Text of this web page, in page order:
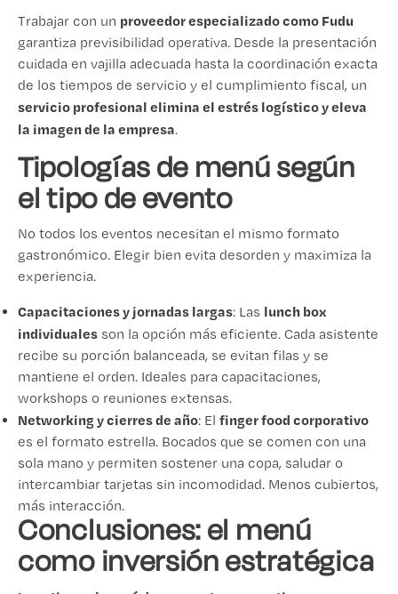
Trabajar con un proveedor especializado como Fudu
garantiza previsibilidad operativa. Desde la presentación
cuidada en vajilla adecuada hasta la coordinación exacta
de los tiempos de servicio y el cumplimiento fiscal, un
servicio profesional elimina el estrés logístico y eleva
la imagen de la empresa.
Tipologías de menú según
el tipo de evento
No todos los eventos necesitan el mismo formato
gastronómico. Elegir bien evita desorden y maximiza la
experiencia.
Capacitaciones y jornadas largas: Las lunch box
individuales son la opción más eficiente. Cada asistente
recibe su porción balanceada, se evitan filas y se
mantiene el orden. Ideales para capacitaciones,
workshops o reuniones extensas.
Networking y cierres de año: El finger food corporativo
es el formato estrella. Bocados que se comen con una
sola mano y permiten sostener una copa, saludar o
intercambiar tarjetas sin incomodidad. Menos cubiertos,
más interacción.
Conclusiones: el menú
como inversión estratégica